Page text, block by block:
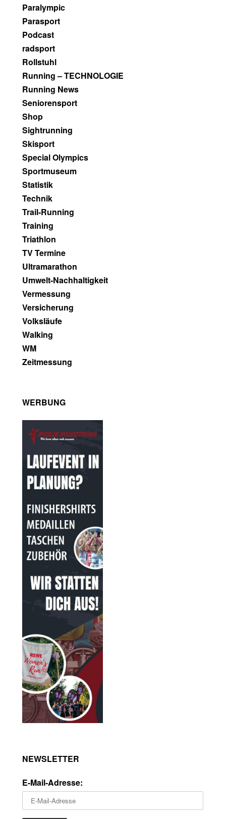
Paralympic
Parasport
Podcast
radsport
Rollstuhl
Running – TECHNOLOGIE
Running News
Seniorensport
Shop
Sightrunning
Skisport
Special Olympics
Sportmuseum
Statistik
Technik
Trail-Running
Training
Triathlon
TV Termine
Ultramarathon
Umwelt-Nachhaltigkeit
Vermessung
Versicherung
Volksläufe
Walking
WM
Zeitmessung
WERBUNG
NEWSLETTER
E-Mail-Adresse: